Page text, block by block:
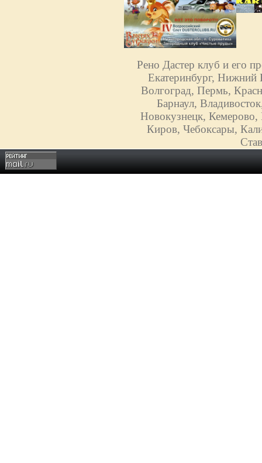
Рено Дастер клуб и его
Екатеринбург, Нижний
Волгоград, Пермь,
Барнаул,
Новокузнецк,
Киров, Чебоксары,